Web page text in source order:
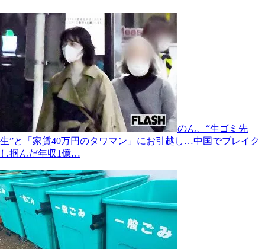
のん、“生ゴミ先
生”と「家賃40万円のタワマン」にお引越し…中国でブレイク
し掴んだ年収1億…